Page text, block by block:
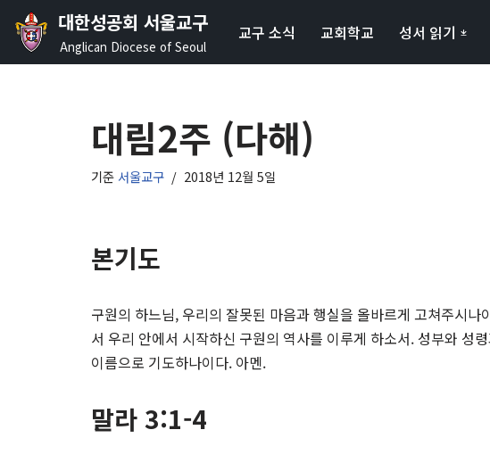
콘
대한성공회 서울교구
Anglican Diocese of Seoul
교구 소식 교회학교 성서 읽기
대림2주 (다해)
기준 서울교구 2018년 12월 5일
본기도
구원의 하느님, 우리의 잘못된 마음과 행실을 올바르게 고쳐주시
서 우리 안에서 시작하신 구원의 역사를 이루게 하소서. 성부와 성
이름으로 기도하나이다. 아멘.
말라 3:1-4